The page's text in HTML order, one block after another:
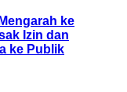
ke
Izin dan
ke Publik